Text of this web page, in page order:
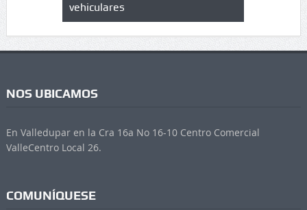
vehiculares
NOS UBICAMOS
En Valledupar en la Cra 16a No 16-10 Centro Comercial
ValleCentro Local 26.
COMUNÍQUESE